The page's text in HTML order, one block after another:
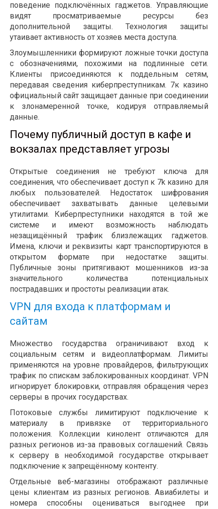
поведение подключённых гаджетов. Управляющие
видят просматриваемые ресурсы без
дополнительной защиты. Технология защиты
утаивает активность от хозяев места доступа.
Злоумышленники формируют ложные точки доступа
с обозначениями, похожими на подлинные сети.
Клиенты присоединяются к поддельным сетям,
передавая сведения киберпреступникам. 7к казино
официальный сайт защищает данные при соединении
к злонамеренной точке, кодируя отправляемый
данные.
Почему публичный доступ в кафе и
вокзалах представляет угрозы
Открытые соединения не требуют ключа для
соединения, что обеспечивает доступ к 7k казино для
любых пользователей. Недостаток шифрования
обеспечивает захватывать данные целевыми
утилитами. Киберпреступники находятся в той же
системе и имеют возможность наблюдать
незащищённый трафик близлежащих гаджетов.
Имена, ключи и реквизиты карт транспортируются в
открытом формате при недостатке защиты.
Публичные зоны притягивают мошенников из-за
значительного количества потенциальных
пострадавших и простоты реализации атак.
VPN для входа к платформам и
сайтам
Множество государства ограничивают вход к
социальным сетям и видеоплатформам. Лимиты
применяются на уровне провайдеров, фильтрующих
трафик по спискам заблокированных координат. VPN
игнорирует блокировки, отправляя обращения через
серверы в прочих государствах.
Потоковые службы лимитируют подключение к
материалу в привязке от территориального
положения. Коллекции кинолент отличаются для
разных регионов из-за правовых соглашений. Связь
к серверу в необходимой государстве открывает
подключение к запрещённому контенту.
Отдельные веб-магазины отображают различные
цены клиентам из разных регионов. Авиабилеты и
номера способны оцениваться выгоднее при